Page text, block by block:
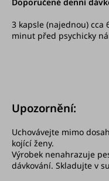
3 kapsle (najednou)
minut před psychicky
Upozornění:
Uchovávejte mimo
kojící ženy.
Výrobek nenahrazuje
dávkování. Skladujte v